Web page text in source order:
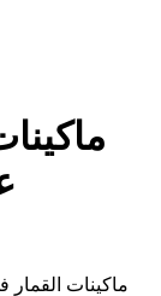
ماكينات القمار